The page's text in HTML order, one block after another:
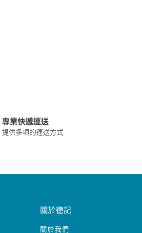
專業快遞運送
提供多項的運送方式
關於德記
關於我們